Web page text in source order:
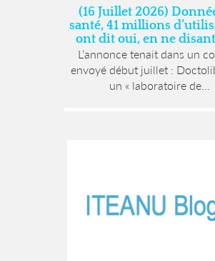
(16 Juillet 2026)
santé, 41 millions
ont dit oui, en ne
L’annonce tenait dans un
envoyé début juillet :
un « laboratoire de...